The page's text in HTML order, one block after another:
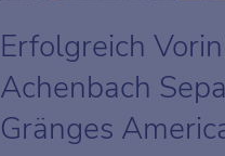
Erfolgreich
Achenbach
Gränges